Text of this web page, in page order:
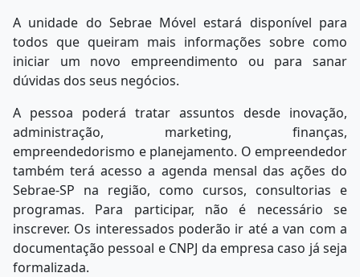
A unidade do Sebrae Móvel estará disponível para
todos que queiram mais informações sobre como
iniciar um novo empreendimento ou para sanar
dúvidas dos seus negócios.
A pessoa poderá tratar assuntos desde inovação,
administração, marketing, finanças,
empreendedorismo e planejamento. O empreendedor
também terá acesso a agenda mensal das ações do
Sebrae-SP na região, como cursos, consultorias e
programas. Para participar, não é necessário se
inscrever. Os interessados poderão ir até a van com a
documentação pessoal e CNPJ da empresa caso já seja
formalizada.